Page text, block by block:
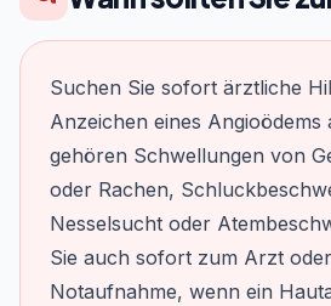
Suchen Sie sofort ärztliche
Anzeichen eines Angioödems
gehören Schwellungen von
oder Rachen,
Nesselsucht oder
Sie auch sofort zum Arzt
Notaufnahme, wenn ein